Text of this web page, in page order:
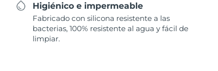
Higiénico e impermeable
Fabricado con silicona resistente a las
bacterias, 100% resistente al agua y fácil de
limpiar.